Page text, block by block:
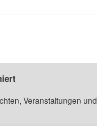
Veranstaltungen und